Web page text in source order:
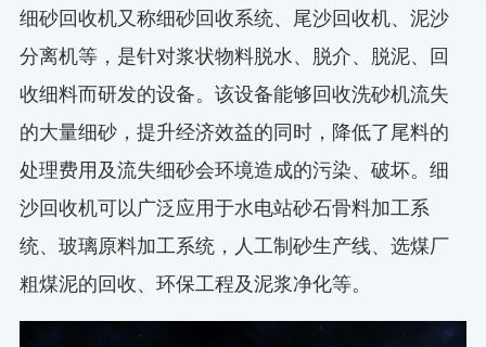
细砂回收机又称细砂回收系统、尾沙回收机、泥沙
分离机等，是针对浆状物料脱水、脱介、脱泥、回
收细料而研发的设备。该设备能够回收洗砂机流失
的大量细砂，提升经济效益的同时，降低了尾料的
处理费用及流失细砂会环境造成的污染、破坏。细
沙回收机可以广泛应用于水电站砂石骨料加工系
统、玻璃原料加工系统，人工制砂生产线、选煤厂
粗煤泥的回收、环保工程及泥浆净化等。